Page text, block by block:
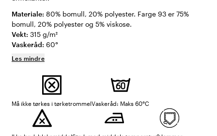
Materiale: 80% bomull, 20% polyester. Farge 93 er 75%
bomull, 20% polyester og 5% viskose.
Vekt: 315 g/m²
Vaskeråd: 60°
Les mindre
Må ikke tørkes i tørketrommelVaskeråd: Maks 60°C